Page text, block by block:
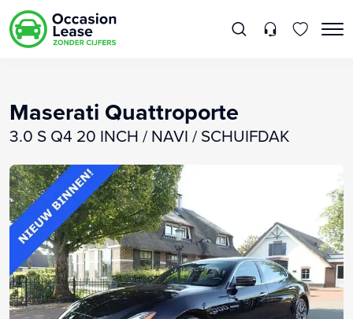
Maserati Quattroporte
3.0 S Q4 20 INCH / NAVI / SCHUIFDAK